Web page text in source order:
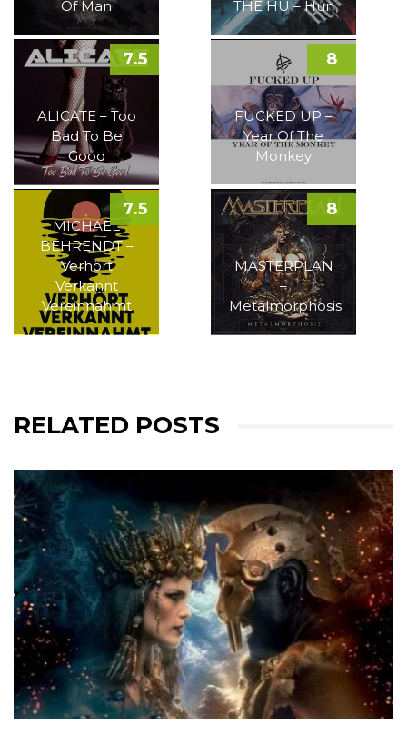
Of Man THE HU – Hun
ALICATE – Too
Bad To Be
Good
7.5
FUCKED UP –
Year Of The
Monkey
8
MICHAEL
BEHRENDT –
Verhört
Verkannt
Vereinnahmt
7.5
MASTERPLAN
–
Metalmorphosis
8
RELATED POSTS